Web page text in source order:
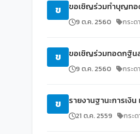
ข ขอเชิญร่วมทำบุญทอ
9 ต.ค. 2560 กระด
ข ขอเชิญร่วมทอดกฐิ
9 ต.ค. 2560 กระด
ข รายงานฐานะการเ
21 ต.ค. 2559 กระ